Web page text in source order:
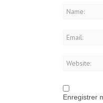
Enregistrer